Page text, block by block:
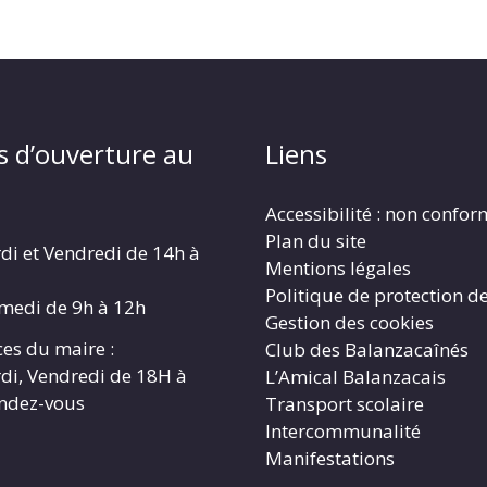
d’ouverture au
et Vendredi de 14h à
de 9h à 12h
du maire :
Vendredi de 18H à
vous
Liens
Accessibilité : non
Plan du site
Mentions légales
Politique de protection
Gestion des cookies
Club des Balanzacaînés
L’Amical Balanzacais
Transport scolaire
Intercommunalité
Manifestations